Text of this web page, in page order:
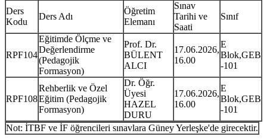
Ders
Kodu
Ders Adı
Öğretim
Elemanı
Sınav
Tarihi ve
Saati
Sınıf
RPF104
Eğitimde Ölçme ve
Değerlendirme
(Pedagojik
Formasyon)
Prof. Dr.
BÜLENT
ALCI
17.06.2026,
16.00
E
Blok,GEB
-101
RPF108
Rehberlik ve Özel
Eğitim (Pedagojik
Formasyon)
Dr. Öğr.
Üyesi
HAZEL
DURU
17.06.2026,
16.00
E
Blok,GEB
-101
Not: İTBF ve İF öğrencileri sınavlara Güney Yerleşke'de girecektir.